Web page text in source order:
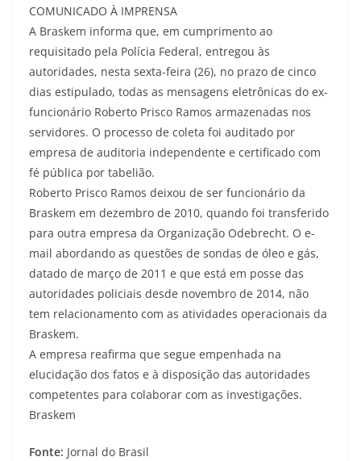
COMUNICADO À IMPRENSA
A Braskem informa que, em cumprimento ao
requisitado pela Polícia Federal, entregou às
autoridades, nesta sexta-feira (26), no prazo de cinco
dias estipulado, todas as mensagens eletrônicas do ex-
funcionário Roberto Prisco Ramos armazenadas nos
servidores. O processo de coleta foi auditado por
empresa de auditoria independente e certificado com
fé pública por tabelião.
Roberto Prisco Ramos deixou de ser funcionário da
Braskem em dezembro de 2010, quando foi transferido
para outra empresa da Organização Odebrecht. O e-
mail abordando as questões de sondas de óleo e gás,
datado de março de 2011 e que está em posse das
autoridades policiais desde novembro de 2014, não
tem relacionamento com as atividades operacionais da
Braskem.
A empresa reafirma que segue empenhada na
elucidação dos fatos e à disposição das autoridades
competentes para colaborar com as investigações.
Braskem
Fonte: Jornal do Brasil